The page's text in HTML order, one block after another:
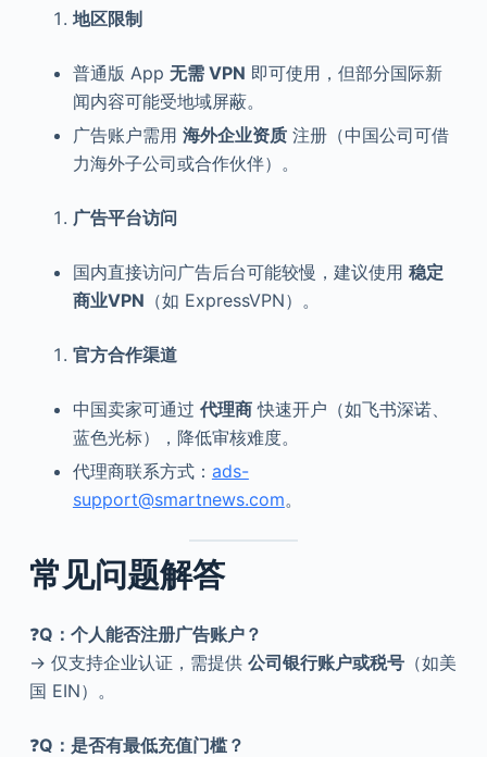
地区限制
普通版 App 无需 VPN 即可使用，但部分国际新
闻内容可能受地域屏蔽。
广告账户需用 海外企业资质注册（中国公司可借
力海外子公司或合作伙伴）。
广告平台访问
国内直接访问广告后台可能较慢，建议使用 稳定
商业VPN （如 ExpressVPN）。
官方合作渠道
中国卖家可通过 代理商快速开户（如飞书深诺、
蓝色光标），降低审核难度。
代理商联系方式： ads-
support@smartnews.com。
常见问题解答
❓Q：个人能否注册广告账户？
→ 仅支持企业认证，需提供 公司银行账户或税号（如美
国 EIN）。
❓Q：是否有最低充值门槛？